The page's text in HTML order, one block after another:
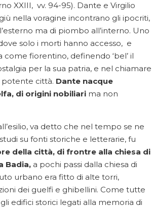
XXIII, vv. 94-95). Dante e Virgilio
nella voragine incontrano gli ipocriti,
ma di piombo all’interno. Uno
solo i morti hanno accesso, e
fiorentino, definendo ‘bel’ il
per la sua patria, e nel chiamare
potente città. Dante nacque
di origini nobiliari ma non
va detto che nel tempo se ne
su fonti storiche e letterarie, fu
della città, di frontre alla chiesa di
Badia, a pochi passi dalla chiesa di
urbano era fitto di alte torri,
dei guelfi e ghibellini. Come tutte
edifici storici legati alla memoria di